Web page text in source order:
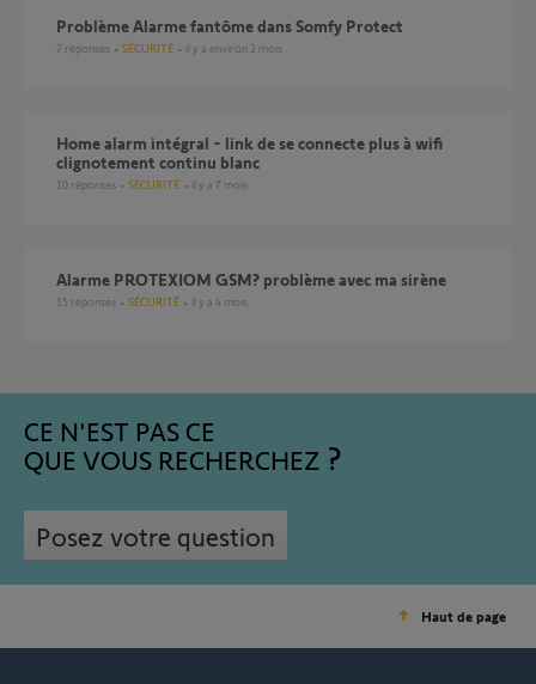
Problème Alarme fantôme dans Somfy Protect
7 réponses SÉCURITÉ il y a environ 2 mois
Home alarm intégral - link de se connecte plus à wifi
clignotement continu blanc
10 réponses SÉCURITÉ il y a 7 mois
Alarme PROTEXIOM GSM? problème avec ma sirène
15 réponses SÉCURITÉ il y a 4 mois
CE N'EST PAS CE
QUE VOUS RECHERCHEZ
Posez votre question
Haut de page